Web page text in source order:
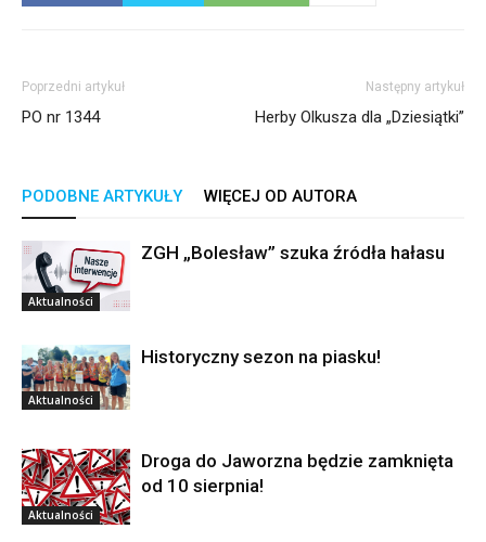
Poprzedni artykuł
PO nr 1344
Następny artykuł
Herby Olkusza dla „Dziesiątki”
PODOBNE ARTYKUŁY WIĘCEJ OD AUTORA
Aktualności
ZGH „Bolesław” szuka źródła hałasu
Aktualności
Historyczny sezon na piasku!
Aktualności
Droga do Jaworzna będzie zamknięta
od 10 sierpnia!